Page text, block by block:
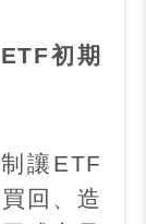
ETF初期
讓 ETF
回、造